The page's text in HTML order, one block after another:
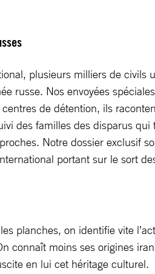
plusieurs milliers de civils
russe. Nos envoyées
de détention, ils
des familles des disparus
Notre dossier exclusif
portant sur le sort
planches, on identifie vite
connaît moins ses origines
en lui cet héritage culturel.